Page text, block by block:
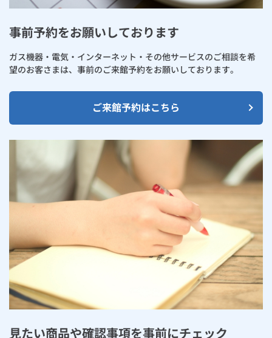
事前予約をお願いしております
ガス機器・電気・インターネット・その他サービスのご相談を希
望のお客さまは、事前のご来館予約をお願いしております。
ご来館予約はこちら
見たい商品や確認事項を事前にチェック